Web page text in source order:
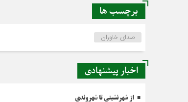
برچسب ها
صدای خاوران
اخبار پیشنهادی
از شهرنشینی تا شهروندی